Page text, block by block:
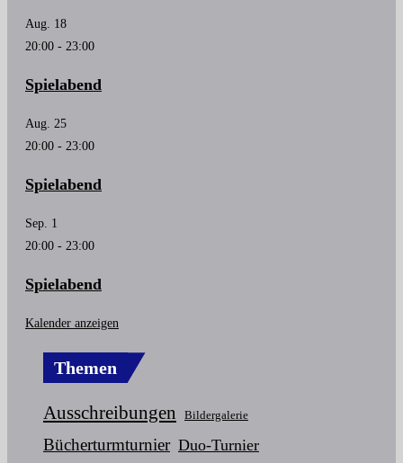
Aug. 18
20:00 - 23:00
Spielabend
Aug. 25
20:00 - 23:00
Spielabend
Sep. 1
20:00 - 23:00
Spielabend
Kalender anzeigen
Themen
Ausschreibungen Bildergalerie
Bücherturmturnier Duo-Turnier